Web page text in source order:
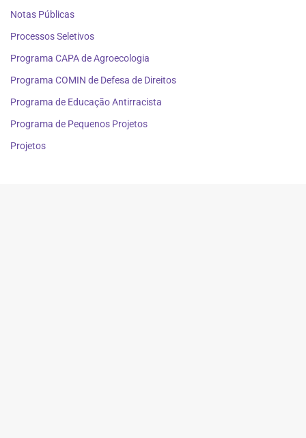
Notas Públicas
Processos Seletivos
Programa CAPA de Agroecologia
Programa COMIN de Defesa de Direitos
Programa de Educação Antirracista
Programa de Pequenos Projetos
Projetos